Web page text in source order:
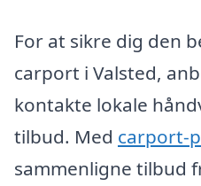
For at sikre dig den
carport i Valsted,
kontakte lokale
tilbud. Med carport-
sammenligne tilbud